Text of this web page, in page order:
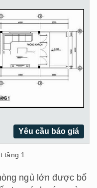
Yêu cầu báo giá
tầng 1
ngủ lớn được bố